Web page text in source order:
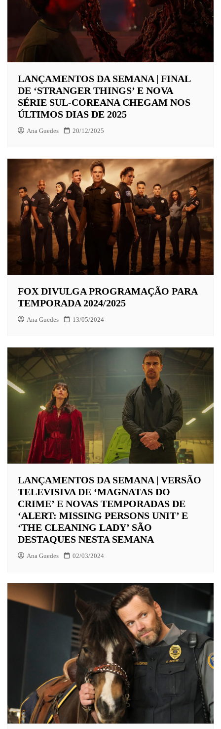
LANÇAMENTOS DA SEMANA | FINAL
DE ‘STRANGER THINGS’ E NOVA
SÉRIE SUL-COREANA CHEGAM NOS
ÚLTIMOS DIAS DE 2025
Ana Guedes 20/12/2025
FOX DIVULGA PROGRAMAÇÃO PARA
TEMPORADA 2024/2025
Ana Guedes 13/05/2024
LANÇAMENTOS DA SEMANA | VERSÃO
TELEVISIVA DE ‘MAGNATAS DO
CRIME’ E NOVAS TEMPORADAS DE
‘ALERT: MISSING PERSONS UNIT’ E
‘THE CLEANING LADY’ SÃO
DESTAQUES NESTA SEMANA
Ana Guedes 02/03/2024